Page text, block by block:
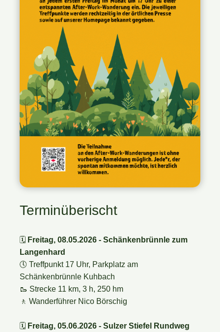
Terminüberischt
🗓️ Freitag, 08.05.2026 - Schänkenbrünnle zum
Langenhard
🕔 Treffpunkt 17 Uhr, Parkplatz am
Schänkenbrünnle Kuhbach
🥾 Strecke 11 km, 3 h, 250 hm
🚶 Wanderführer Nico Börschig
🗓️ Freitag, 05.06.2026 - Sulzer Stiefel Rundweg